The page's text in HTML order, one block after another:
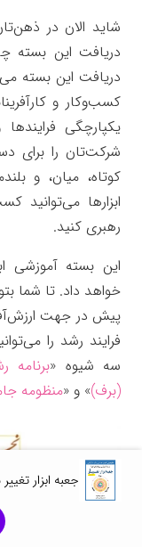
شاید الان در
دریافت این بسته
دریافت این بسته
کسب‌وکار و
یکپارچگی
شرکت‌تان را برای
کوتاه، میان، و
ابزارها می‌توانید
رهبری کنید.
این بسته آموزشی
خواهد داد. تا شما
پیش در جهت
فرایند رشد را
سه شیوه «
(برف)» و «منظومه
جعبه ابزار